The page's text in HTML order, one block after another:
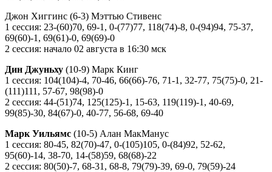
Джон Хиггинс (6-3) Мэттью Стивенс
1 сессия: 23-(60)70, 69-1, 0-(77)77, 118(74)-8, 0-(94)94, 75-37,
69(60)-1, 69(61)-0, 69(69)-0
2 сессия: начало 02 августа в 16:30 мск
Дин Джуньху (10-9) Марк Кинг
1 сессия: 104(104)-4, 70-46, 66(66)-76, 71-1, 32-77, 75(75)-0, 21-
(111)111, 57-67, 98(98)-0
2 сессия: 44-(51)74, 125(125)-1, 15-63, 119(119)-1, 40-69,
99(85)-30, 84(67)-0, 40-77, 56-68, 69-40
Марк Уильямс (10-5) Алан МакМанус
1 сессия: 80-45, 82(70)-47, 0-(105)105, 0-(84)92, 52-62,
95(60)-14, 38-70, 14-(58)59, 68(68)-22
2 сессия: 80(50)-7, 68-31, 68-8, 79(79)-39, 69-0, 79(59)-24